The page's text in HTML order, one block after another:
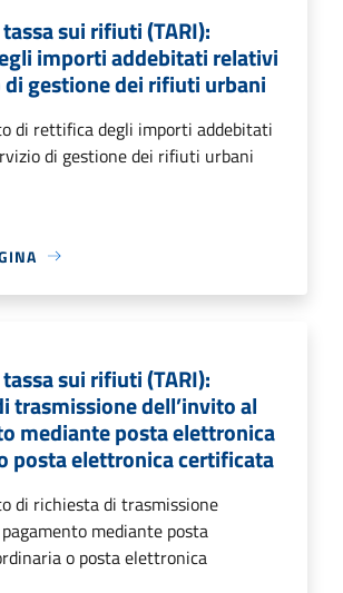
sui rifiuti (TARI):
importi addebitati relativi
di gestione dei rifiuti urbani
di rettifica degli importi addebitati
di gestione dei rifiuti urbani
sui rifiuti (TARI):
trasmissione dell’invito al
mediante posta elettronica
posta elettronica certificata
di richiesta di trasmissione
mediante posta
o posta elettronica